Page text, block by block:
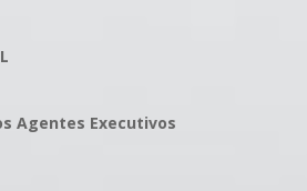
Agentes Executivos